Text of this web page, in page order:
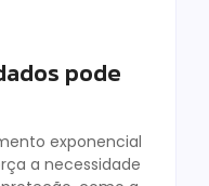
pode
exponencial
a necessidade